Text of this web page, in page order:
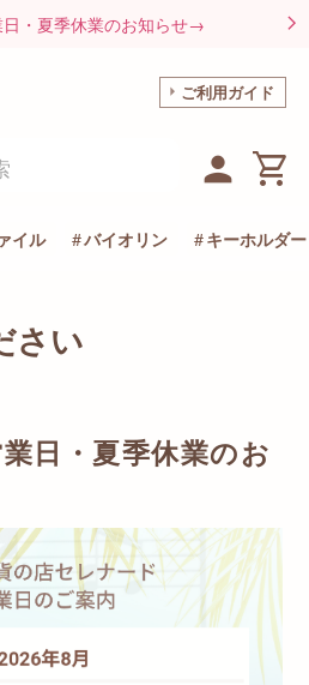
・夏季休業のお知らせ→
ご利用ガイド
イル バイオリン キーホルダー
さい
日・夏季休業のお